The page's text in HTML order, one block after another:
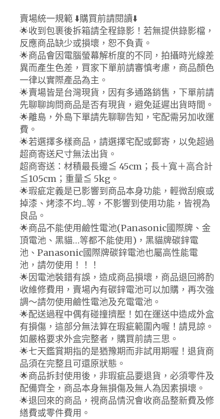
賣場統一規範 ⬇️購買前請閱讀⬇️
🌟收到包裹後拆箱請全程錄影！若無提供錄影檔，
反應商品缺少或損壞，恕不負責。
🌟商品會因電腦螢幕解析度的不同，拍攝時光線差
異而產生色差，買家下單前請審慎考慮，商品顏色
一律以實際產品為主。
🌟賣場皆是台灣現貨，因有多通路銷售，下單前請
先聊聊詢問商品是否有現貨，避免延遲出貨時間。
🌟離島，外島下單請先聊聊告知，宅配需另加收運
費。
🌟若選擇多樣商品，請選擇宅配或郵寄，以免超過
超商寄送尺寸無法出貨。
超商寄送：材積最長邊≦ 45cm；長＋寬＋高合計
≦105cm；重量≦ 5kg。
🌟瑕疵定義是已影響到商品本身功能，輕微刮痕或
掉漆、烤漆不均...等，不影響到使用功能，皆視為
良品。
🌟商品不能使用鹼性電池(Panasonic國際牌、金
頂電池、黑貓…等都不能使用)，黑貓牌碳鋅電
池、Panasonic國際牌碳鋅電池也屬高性能電
池，請勿使用！！！
🌟因電池裝錯有誤，造成商品損壞，商品退回將酌
收維修費用，賣場內有碳鋅電池可以加購，再次強
調～請勿使用鹼性電池及充電電池。
🌟配送過程中偶有碰撞擠壓！如在運送中造成外盒
有損傷，這部分無法算在瑕疵範圍內喔！請見諒。
如嚴格要求外盒完整者，購買前請三思。
🌟七天鑑賞期指的是猶豫期而非試用期喔！退貨商
品須在完整且可還原狀態。
🌟商品拆封使用後，非瑕疵品要退貨，必須零件及
配備齊全，商品本身無損傷及無人為因素損壞。
🌟退回來的商品，視商品情況會收商品整新費及修
繕費或零件費用。